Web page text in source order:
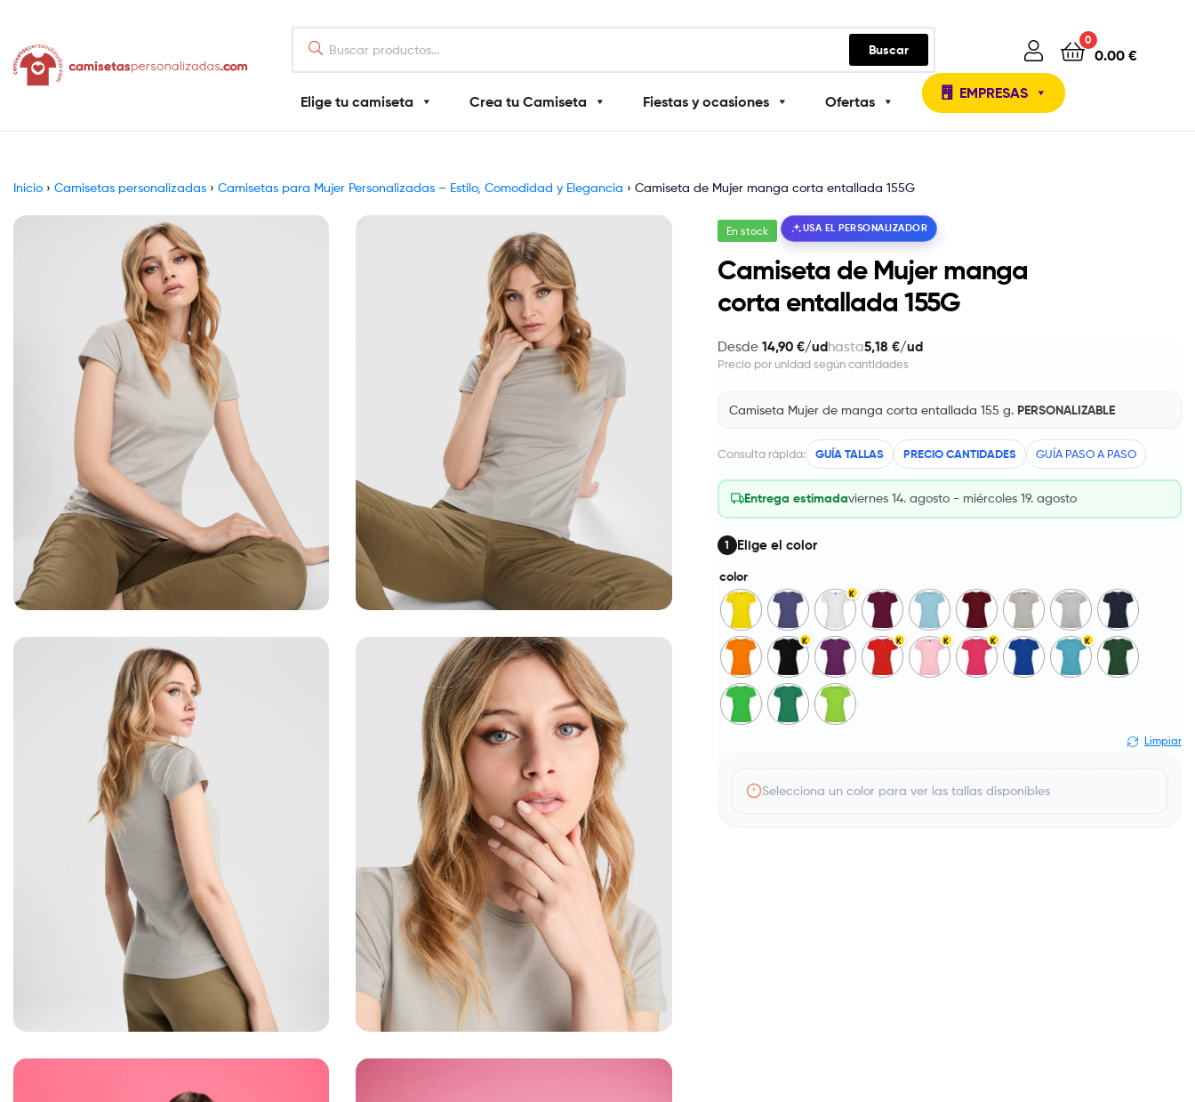
Buscar
0
0.00 €
Elige tu camiseta Crea tu Camiseta Fiestas y ocasiones Ofertas EMPRESAS
Inicio › Camisetas personalizadas › Camisetas para Mujer Personalizadas – Estilo, Comodidad y Elegancia › Camiseta de Mujer manga corta entallada 155G
En stock USA EL PERSONALIZADOR
Camiseta de Mujer manga
corta entallada 155G
Desde 14,90 €/udhasta5,18 €/ud
Precio por unidad según cantidades
Camiseta Mujer de manga corta entallada 155 g. PERSONALIZABLE
Consulta rápida: GUÍA TALLAS PRECIO CANTIDADES GUÍA PASO A PASO
Entrega estimadaviernes 14. agosto - miércoles 19. agosto
1 Elige el color
color
K
K K K K K
Limpiar
Selecciona un color para ver las tallas disponibles